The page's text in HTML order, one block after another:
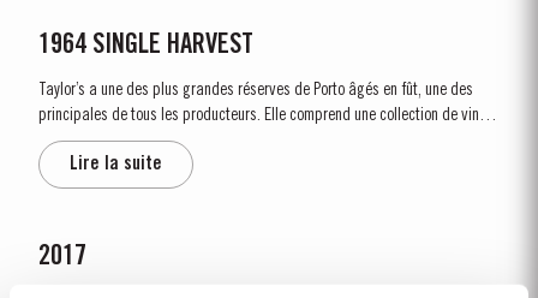
1964 SINGLE HARVEST
Taylor’s a une des plus grandes réserves de Porto âgés en fût, une des
principales de tous les producteurs. Elle comprend une collection de vins
millésimés rares. Ces Vins de Porto, d'une seule année atteignent la
maturité dans de vieux fûts de chêne et la date de...
Lire la suite
2017